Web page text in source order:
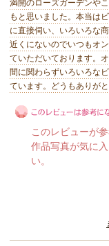
満開のローズガーデンや
もと思いました。本当は
に直接伺い、いろいろな
近くにないのでいつもオ
ていただいております。
間に関わらずいろいろな
ています。どうもありがと
このレビューは参考
このレビューが
作品写真が気に
い。